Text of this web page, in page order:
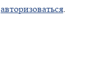
авторизоваться.